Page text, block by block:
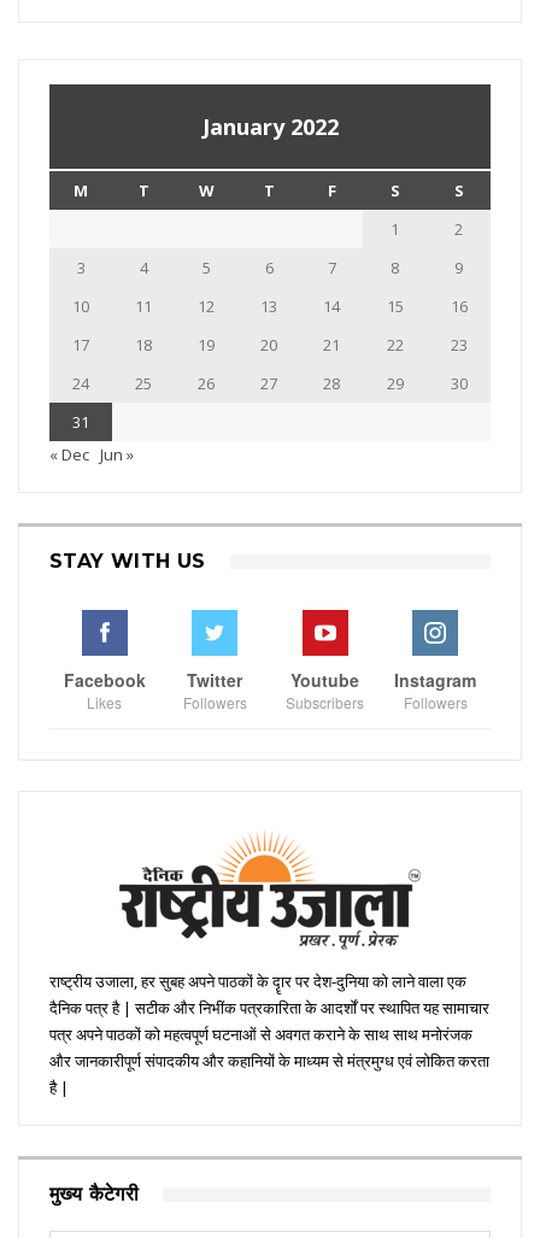
January 2022
M T W T F S
S
1
2
3
4 5 6 7 8
9
10
11 12 13 14 15
16
17
18 19 20 21 22
23
24
25 26 27 28 29
30
31
« Dec Jun »
STAY WITH US
Facebook
Likes
Twitter
Followers
Youtube
Subscribers
Instagram
Followers
राष्ट्रीय उजाला, हर सुबह अपने पाठकों के दॄार पर देश-दुनिया को लाने वाला एक
दैनिक पत्र है | सटीक और निभींक पत्रकारिता के आदर्शों पर स्थापित यह सामाचार
पत्र अपने पाठकों को महत्वपूर्ण घटनाओं से अवगत कराने के साथ साथ मनोरंजक
और जानकारीपूर्ण संपादकीय और कहानियों के माध्यम से मंत्रमुग्ध एवं लोकित करता
है |
मुख्य कैटेगरी